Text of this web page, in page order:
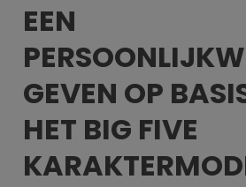
EEN
GEVEN OP
HET BIG FIVE